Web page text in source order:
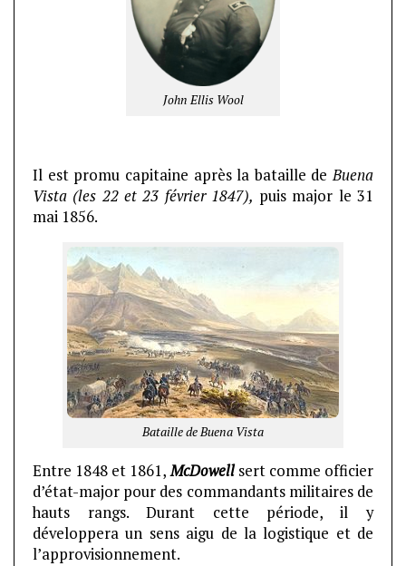
John Ellis Wool
Il est promu capitaine après la bataille deBuena
Vista (les 22 et 23 février 1847), puis major le 31
mai 1856.
Bataille de Buena Vista
Entre 1848 et 1861,McDowellsert comme officier
d’état-major pour des commandants militaires de
hauts rangs. Durant cette période, il y
développera un sens aigu de la logistique et de
l’approvisionnement.